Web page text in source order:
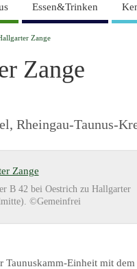
Essen&Trinken
Zange
Zange
Rheingau-Taunus-
B 42 bei Oestrich zu Hallgarter
©Gemeinfrei
Taunuskamm-Einheit mit